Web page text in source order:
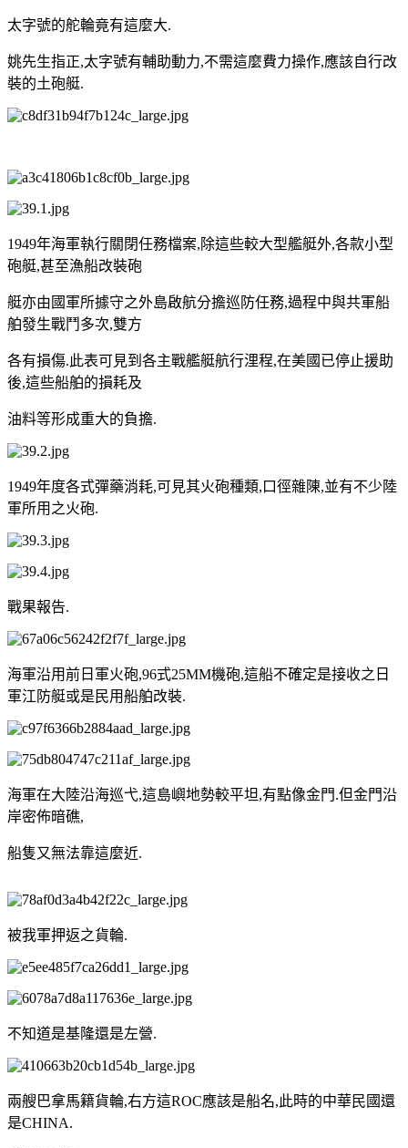
太字號的舵輪竟有這麼大.
姚先生指正,太字號有輔助動力,不需這麼費力操作,應該自行改
裝的土砲艇.
1949年海軍執行關閉任務檔案,除這些較大型艦艇外,各款小型
砲艇,甚至漁船改裝砲
艇亦由國軍所據守之外島啟航分擔巡防任務,過程中與共軍船
舶發生戰鬥多次,雙方
各有損傷.此表可見到各主戰艦艇航行浬程,在美國已停止援助
後,這些船舶的損耗及
油料等形成重大的負擔.
1949年度各式彈藥消耗,可見其火砲種類,口徑雜陳,並有不少陸
軍所用之火砲.
戰果報告.
海軍沿用前日軍火砲,96式25MM機砲,這船不確定是接收之日
軍江防艇或是民用船舶改裝.
海軍在大陸沿海巡弋,這島嶼地勢較平坦,有點像金門.但金門沿
岸密佈暗礁,
船隻又無法靠這麼近.
被我軍押返之貨輪.
不知道是基隆還是左營.
兩艘巴拿馬籍貨輪,右方這ROC應該是船名,此時的中華民國還
是CHINA.